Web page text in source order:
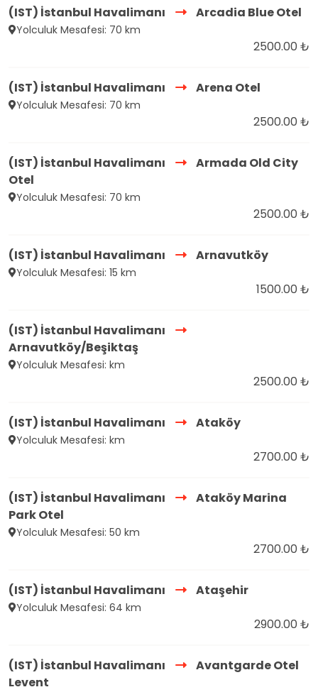
(IST) İstanbul Havalimanı Arcadia Blue Otel
Yolculuk Mesafesi: 70 km
2500.00 ₺
(IST) İstanbul Havalimanı Arena Otel
Yolculuk Mesafesi: 70 km
2500.00 ₺
(IST) İstanbul Havalimanı
Armada Old City
Otel
Yolculuk Mesafesi: 70 km
2500.00 ₺
(IST) İstanbul Havalimanı Arnavutköy
Yolculuk Mesafesi: 15 km
1500.00 ₺
(IST) İstanbul Havalimanı
Arnavutköy/Beşiktaş
Yolculuk Mesafesi: km
2500.00 ₺
(IST) İstanbul Havalimanı Ataköy
Yolculuk Mesafesi: km
2700.00 ₺
(IST) İstanbul Havalimanı
Ataköy Marina
Park Otel
Yolculuk Mesafesi: 50 km
2700.00 ₺
(IST) İstanbul Havalimanı Ataşehir
Yolculuk Mesafesi: 64 km
2900.00 ₺
(IST) İstanbul Havalimanı
Avantgarde Otel
Levent